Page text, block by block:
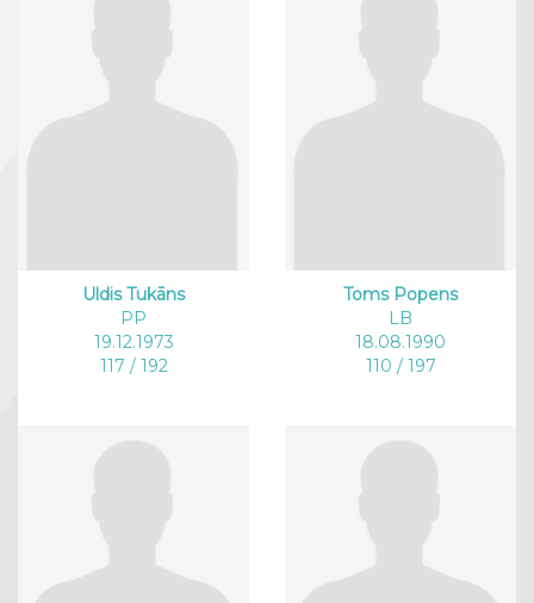
Uldis Tukāns
PP
19.12.1973
117 / 192
Toms Popens
LB
18.08.1990
110 / 197